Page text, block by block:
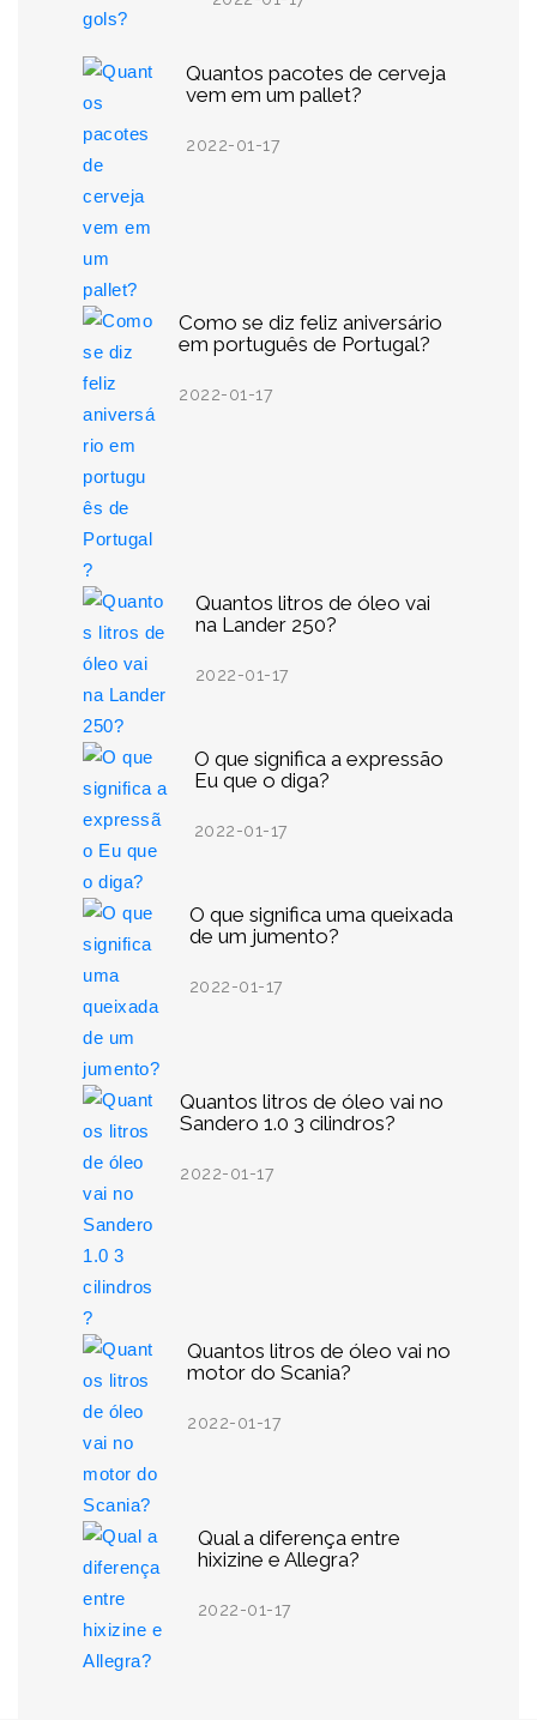
Quantos pacotes de cerveja
vem em um pallet?
2022-01-17
Como se diz feliz aniversário
em português de Portugal?
2022-01-17
Quantos litros de óleo vai
na Lander 250?
2022-01-17
O que significa a expressão
Eu que o diga?
2022-01-17
O que significa uma queixada
de um jumento?
2022-01-17
Quantos litros de óleo vai no
Sandero 1.0 3 cilindros?
2022-01-17
Quantos litros de óleo vai no
motor do Scania?
2022-01-17
Qual a diferença entre
hixizine e Allegra?
2022-01-17